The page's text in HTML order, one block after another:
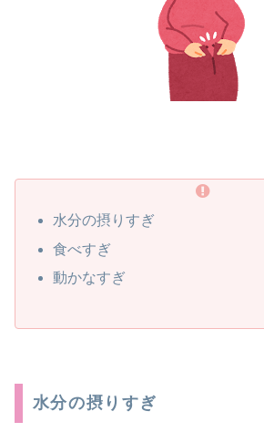
水分の摂りすぎ
食べすぎ
動かなすぎ
水分の摂りすぎ